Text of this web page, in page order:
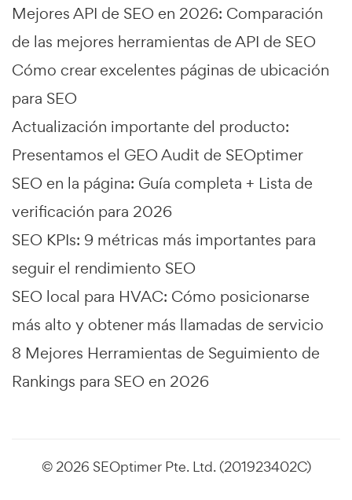
Mejores API de SEO en 2026: Comparación
de las mejores herramientas de API de SEO
Cómo crear excelentes páginas de ubicación
para SEO
Actualización importante del producto:
Presentamos el GEO Audit de SEOptimer
SEO en la página: Guía completa + Lista de
verificación para 2026
SEO KPIs: 9 métricas más importantes para
seguir el rendimiento SEO
SEO local para HVAC: Cómo posicionarse
más alto y obtener más llamadas de servicio
8 Mejores Herramientas de Seguimiento de
Rankings para SEO en 2026
© 2026 SEOptimer Pte. Ltd. (201923402C)